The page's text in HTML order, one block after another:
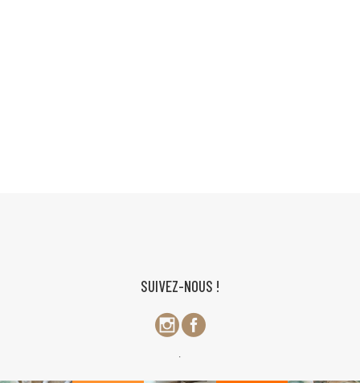
SUIVEZ-NOUS !
.